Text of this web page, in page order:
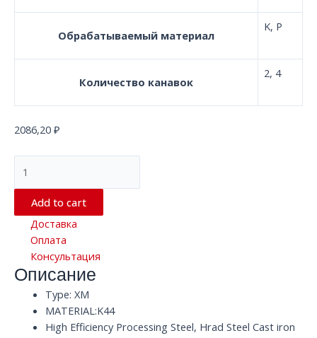
Обрабатываемый материал
K, P
Количество канавок
2, 4
2086,20 ₽
твердосплавная
концевая
фреза
канавками
D5.0*50*D5
HRC68
Add to cart
Доставка
Оплата
Консультация
Описание
Type: XM
MATERIAL:K44
High Efficiency Processing Steel, Hrad Steel Cast iron